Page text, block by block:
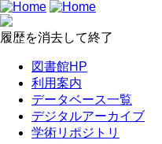
履歴を消去して終了
図書館HP
利用案内
データベース一覧
デジタルアーカイブ
学術リポジトリ